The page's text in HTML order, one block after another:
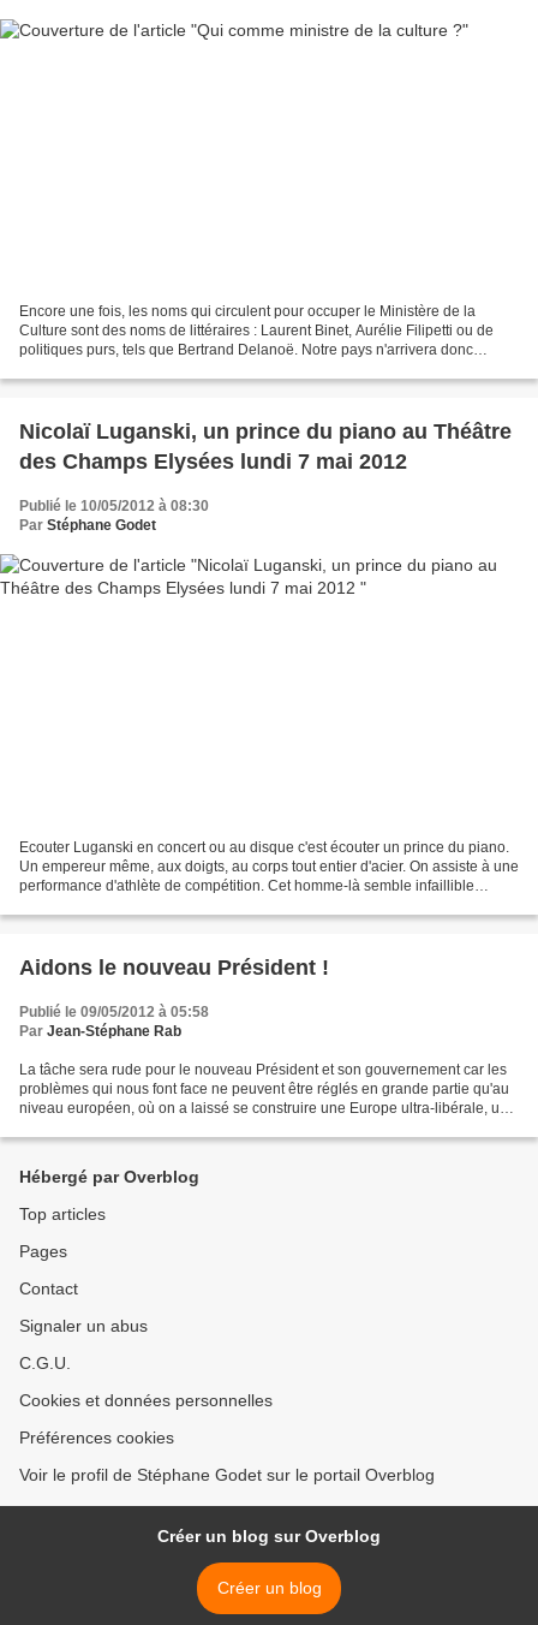
Encore une fois, les noms qui circulent pour occuper le Ministère de la
Culture sont des noms de littéraires : Laurent Binet, Aurélie Filipetti ou de
politiques purs, tels que Bertrand Delanoë. Notre pays n'arrivera donc
Nicolaï Luganski, un prince du piano au Théâtre
des Champs Elysées lundi 7 mai 2012
Publié le 10/05/2012 à 08:30
Par Stéphane Godet
Ecouter Luganski en concert ou au disque c'est écouter un prince du piano.
Un empereur même, aux doigts, au corps tout entier d'acier. On assiste à une
performance d'athlète de compétition. Cet homme-là semble infaillible
Aidons le nouveau Président !
Publié le 09/05/2012 à 05:58
Par Jean-Stéphane Rab
La tâche sera rude pour le nouveau Président et son gouvernement car les
problèmes qui nous font face ne peuvent être réglés en grande partie qu'au
niveau européen, où on a laissé se construire une Europe ultra-libérale, un
Hébergé par Overblog
Top articles
Pages
Contact
Signaler un abus
C.G.U.
Cookies et données personnelles
Préférences cookies
Voir le profil de Stéphane Godet sur le portail Overblog
Créer un blog sur Overblog
Créer un blog